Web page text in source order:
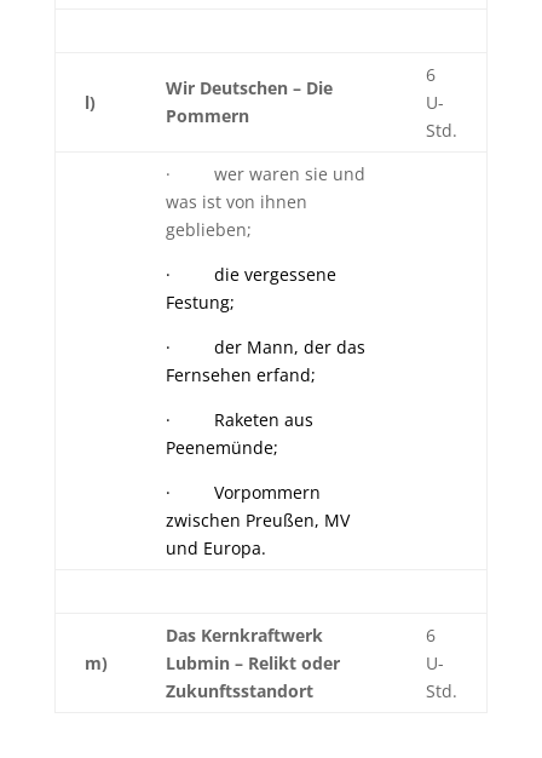
l)
Wir Deutschen – Die
Pommern
6
U-
Std.
· wer waren sie und
was ist von ihnen
geblieben;
· die vergessene
Festung;
· der Mann, der das
Fernsehen erfand;
· Raketen aus
Peenemünde;
· Vorpommern
zwischen Preußen, MV
und Europa.
m)
Das Kernkraftwerk
Lubmin – Relikt oder
Zukunftsstandort
6
U-
Std.